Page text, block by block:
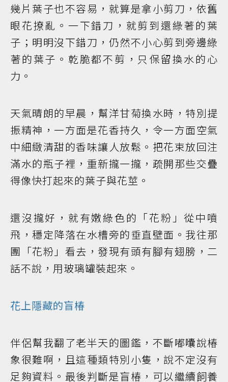
幾片葉子也不容易，就算是拿小剪刀，依舊
眼花撩亂。一下錯刀，就剪到還綠著的葉
子；明明沒下錯刀，仍然不小心剪到旁邊綠
著的葉子。乾脆都不剪，只保留換水的心
力。
天氣晴朗的早晨，幫洋甘菊換水時，特別提
振精神，一方面是花香持久，令一方面空氣
中細緻清甜的香味讓人放鬆。把花束放回注
滿水的瓶子裡，重新攏一攏，疏開那些交疊
得像快打起來的葉子與花莖。
還沒攏好，就有嫩綠色的「花粉」從中噴
飛，穩定降落在水槽旁的垂直壁面。我往那
團「花粉」看去，發現有頭有腳有翅膀，二
話不說，用玻璃罐裝起來。
花上隱藏的盲椿
伴侶幫我翻了老半天的圖鑑，不斷嘟囔說椿
象很難啊，且這種類特別小隻，說不定沒有
足夠資料。最後判斷是盲椿，可以繼續飼養